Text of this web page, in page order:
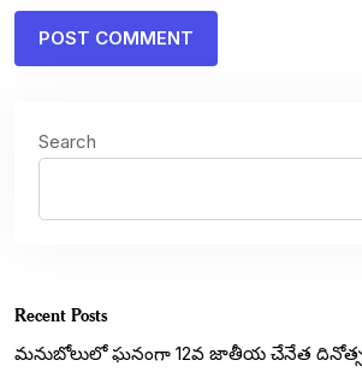
Search
Recent Posts
మనుబోలులో ఘనంగా 12వ జాతీయ చేనేత